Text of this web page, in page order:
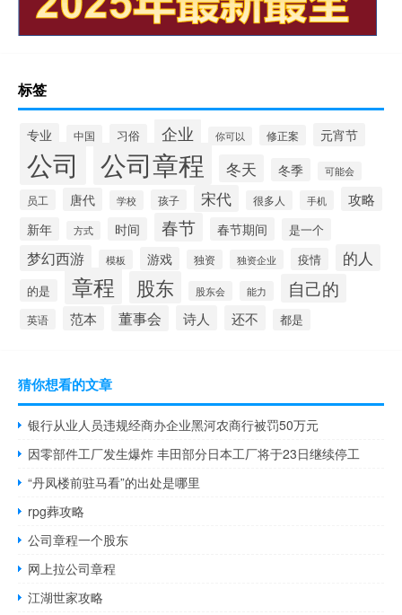
标签
专业 中国 习俗 企业 你可以 修正案 元宵节
公司 公司章程 冬天 冬季 可能会
员工 唐代 学校 孩子 宋代 很多人 手机 攻略
新年 方式 时间 春节 春节期间 是一个
梦幻西游 模板 游戏 独资 独资企业 疫情 的人
的是 章程 股东 股东会 能力 自己的
英语 范本 董事会 诗人 还不 都是
猜你想看的文章
银行从业人员违规经商办企业黑河农商行被罚50万元
因零部件工厂发生爆炸 丰田部分日本工厂将于23日继续停工
“丹凤楼前驻马看”的出处是哪里
rpg葬攻略
公司章程一个股东
网上拉公司章程
江湖世家攻略